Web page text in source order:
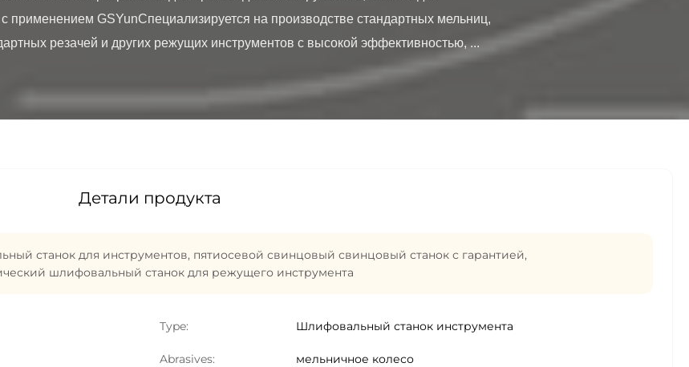
применением GSYunСпециализируется на производстве стандартных мельниц,
резачей и других режущих инструментов с высокой эффективностью, ...
Детали продукта
станок для инструментов, пятиосевой свинцовый свинцовый станок с гарантией,
шлифовальный станок для режущего инструмента
Type: Шлифовальный станок инструмента
Abrasives: мельничное колесо